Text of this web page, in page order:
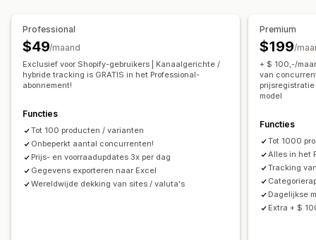
Dashboards
Professional
$49/maand
Exclusief voor Shopify-gebruikers | Kanaalgerichte /
hybride tracking is GRATIS in het Professional-
abonnement!
Functies
Tot 100 producten / varianten
Onbeperkt aantal concurrenten!
Prijs- en voorraadupdates 3x per dag
Gegevens exporteren naar Excel
Wereldwijde dekking van sites / valuta's
Premium
$199/
+ $ 100,-/
van
model
Functies
Tot 1000
Alles in het
Tracking
Dagelijkse
Extra + $